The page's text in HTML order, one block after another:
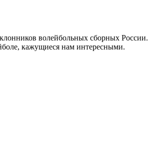
волейбольных сборных
кажущиеся нам интересными.